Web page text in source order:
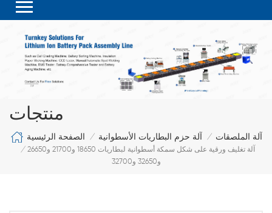
منتجات
الصفحة الرئيسية / آلة حزم البطاريات الأسطوانية / آلة الملصقات
/ آلة تغليف ورقية على شكل سمكة أسطوانية لبطاريات 18650 و21700 و26650
و32650 و32700